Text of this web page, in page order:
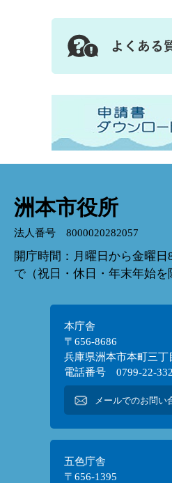
洲本市役所
法人番号 8000020282057
開庁時間：月曜日から金曜日
で（祝日・休日・年末年始を
本庁舎
〒656-8686
兵庫県洲本市本町三丁
電話番号 0799-22-
メールでのお問い
五色庁舎
〒656-1395